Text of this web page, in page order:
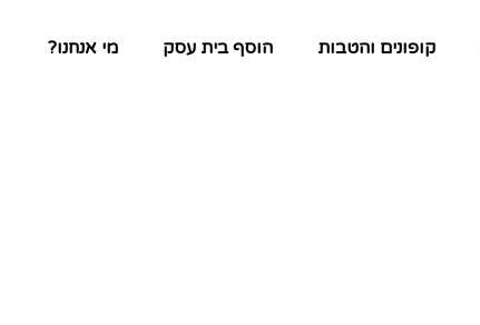
קופונים והטבות הוסף בית עסק מי אנחנו?